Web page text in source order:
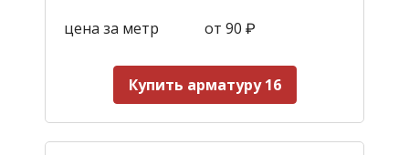
цена за метр от 90 ₽
Купить арматуру 16